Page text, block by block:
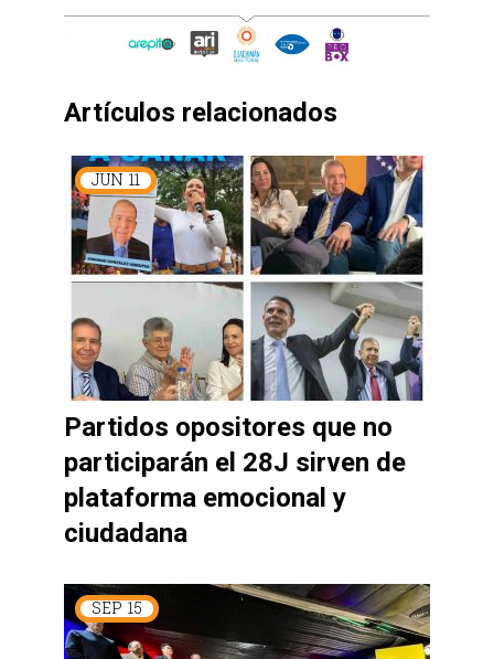
Artículos relacionados
JUN 11
Partidos opositores que no
participarán el 28J sirven de
plataforma emocional y
ciudadana
SEP 15